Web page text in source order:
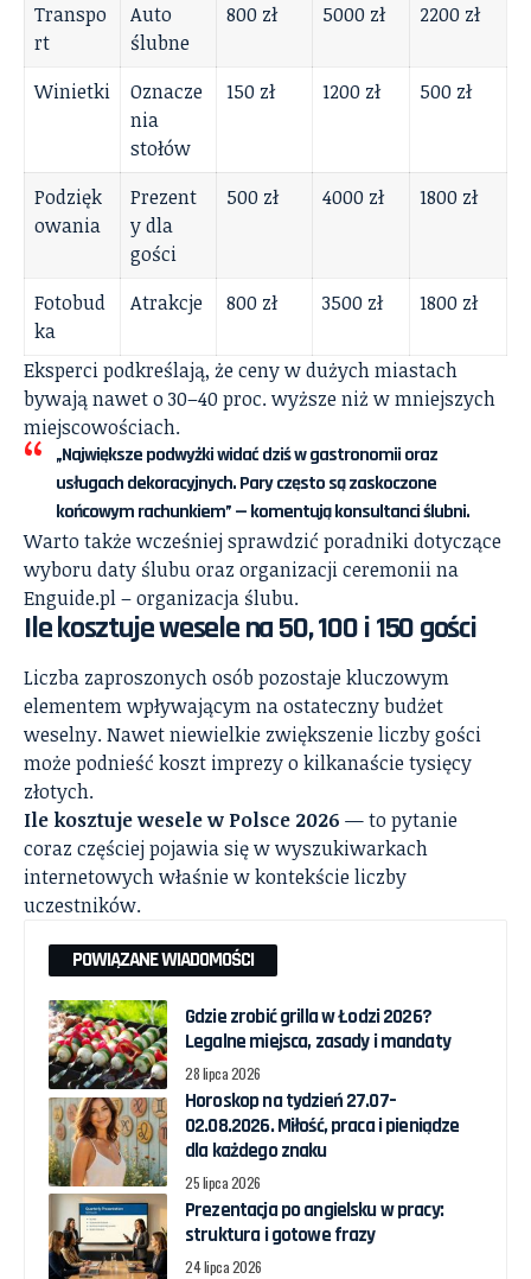
Transpo
rt
Auto
ślubne
800 zł 5000 zł 2200 zł
Winietki
Oznacze
nia
stołów
150 zł 1200 zł 500 zł
Podzięk
owania
Prezent
y dla
gości
500 zł 4000 zł 1800 zł
Fotobud
ka
Atrakcje 800 zł 3500 zł 1800 zł
Eksperci podkreślają, że ceny w dużych miastach
bywają nawet o 30–40 proc. wyższe niż w mniejszych
miejscowościach.
„Największe podwyżki widać dziś w gastronomii oraz
usługach dekoracyjnych. Pary często są zaskoczone
końcowym rachunkiem” — komentują konsultanci ślubni.
Warto także wcześniej sprawdzić poradniki dotyczące
wyboru daty ślubu oraz organizacji ceremonii na
Enguide.pl – organizacja ślubu.
Ile kosztuje wesele na 50, 100 i 150 gości
Liczba zaproszonych osób pozostaje kluczowym
elementem wpływającym na ostateczny budżet
weselny. Nawet niewielkie zwiększenie liczby gości
może podnieść koszt imprezy o kilkanaście tysięcy
złotych.
Ile kosztuje wesele w Polsce 2026 — to pytanie
coraz częściej pojawia się w wyszukiwarkach
internetowych właśnie w kontekście liczby
uczestników.
POWIĄZANE WIADOMOŚCI
Gdzie zrobić grilla w Łodzi 2026?
Legalne miejsca, zasady i mandaty
28 lipca 2026
Horoskop na tydzień 27.07–
02.08.2026. Miłość, praca i pieniądze
dla każdego znaku
25 lipca 2026
Prezentacja po angielsku w pracy:
struktura i gotowe frazy
24 lipca 2026